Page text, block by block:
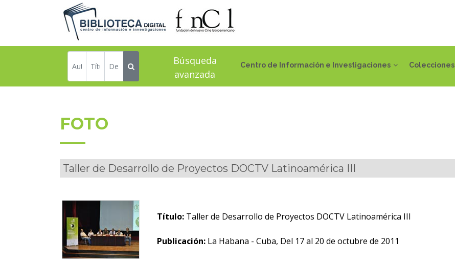
Centro de Información e Investigaciones Colecciones
Búsqueda
avanzada
FOTO
Taller de Desarrollo de Proyectos DOCTV Latinoamérica III
Título: Taller de Desarrollo de Proyectos DOCTV Latinoamérica III
Publicación: La Habana - Cuba, Del 17 al 20 de octubre de 2011